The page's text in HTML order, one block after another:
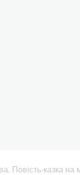
Повість-казка на